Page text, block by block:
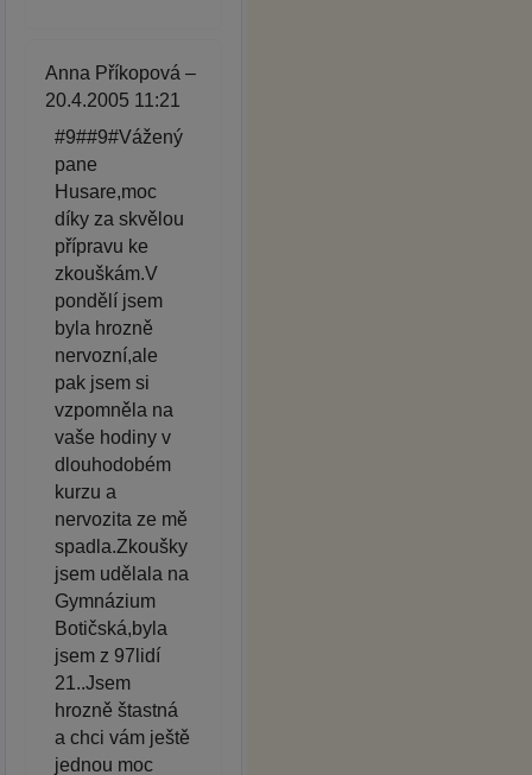
Anna Příkopová –
20.4.2005 11:21
#9##9#Vážený
pane
Husare,moc
díky za skvělou
přípravu ke
zkouškám.V
pondělí jsem
byla hrozně
nervozní,ale
pak jsem si
vzpomněla na
vaše hodiny v
dlouhodobém
kurzu a
nervozita ze mě
spadla.Zkoušky
jsem udělala na
Gymnázium
Botičská,byla
jsem z 97lidí
21..Jsem
hrozně štastná
a chci vám ještě
jednou moc